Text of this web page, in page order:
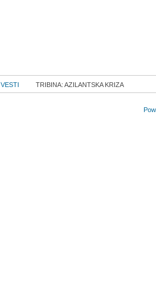
VESTI TRIBINA: AZILANTSKA KRIZA